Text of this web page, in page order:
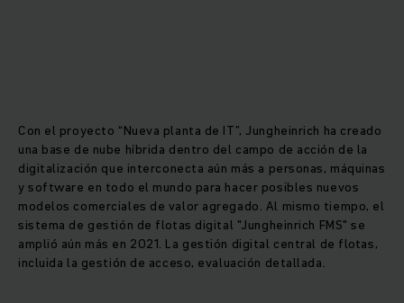
Con el proyecto “Nueva planta de IT”, Jungheinrich ha creado
una base de nube híbrida dentro del campo de acción de la
digitalización que interconecta aún más a personas, máquinas
y software en todo el mundo para hacer posibles nuevos
modelos comerciales de valor agregado. Al mismo tiempo, el
sistema de gestión de flotas digital "Jungheinrich FMS" se
amplió aún más en 2021. La gestión digital central de flotas,
incluida la gestión de acceso, evaluación detallada.